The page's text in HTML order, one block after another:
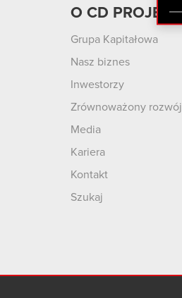
O CD PROJEKT
Grupa Kapitałowa
Nasz biznes
Inwestorzy
Zrównoważony rozwój
Media
Kariera
Kontakt
Szukaj